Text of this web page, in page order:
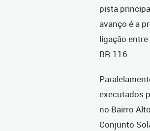
pista
avanço é a
ligação
BR-116.
executados
no Bairro
Conjunto